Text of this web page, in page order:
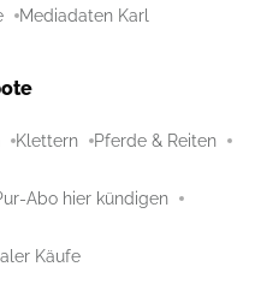
Mediadaten Karl
Klettern Pferde & Reiten
Abo hier kündigen
Käufe